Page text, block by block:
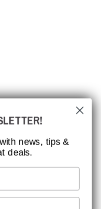
news, tips &
deals.